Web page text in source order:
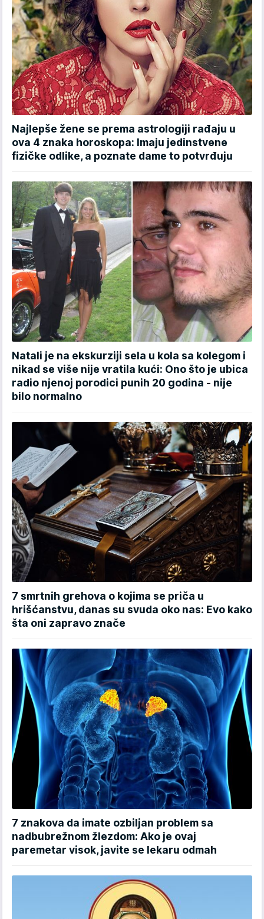
Najlepše žene se prema astrologiji rađaju u
ova 4 znaka horoskopa: Imaju jedinstvene
fizičke odlike, a poznate dame to potvrđuju
Natali je na ekskurziji sela u kola sa kolegom i
nikad se više nije vratila kući: Ono što je ubica
radio njenoj porodici punih 20 godina - nije
bilo normalno
7 smrtnih grehova o kojima se priča u
hrišćanstvu, danas su svuda oko nas: Evo kako
šta oni zapravo znače
7 znakova da imate ozbiljan problem sa
nadbubrežnom žlezdom: Ako je ovaj
paremetar visok, javite se lekaru odmah